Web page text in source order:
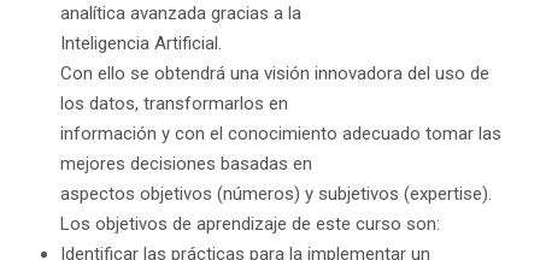
analítica avanzada gracias a la
Inteligencia Artificial.
Con ello se obtendrá una visión innovadora del uso de
los datos, transformarlos en
información y con el conocimiento adecuado tomar las
mejores decisiones basadas en
aspectos objetivos (números) y subjetivos (expertise).
Los objetivos de aprendizaje de este curso son:
Identificar las prácticas para la implementar un